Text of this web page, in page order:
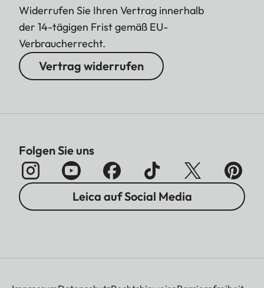
Widerrufen Sie Ihren Vertrag innerhalb
der 14-tägigen Frist gemäß EU-
Verbraucherrecht.
Vertrag widerrufen
Folgen Sie uns
Leica auf Social Media